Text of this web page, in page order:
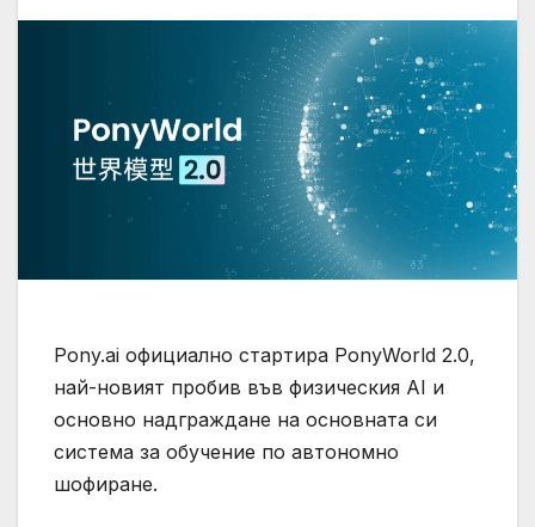
Pony.ai официално стартира PonyWorld 2.0,
най-новият пробив във физическия AI и
основно надграждане на основната си
система за обучение по автономно
шофиране.